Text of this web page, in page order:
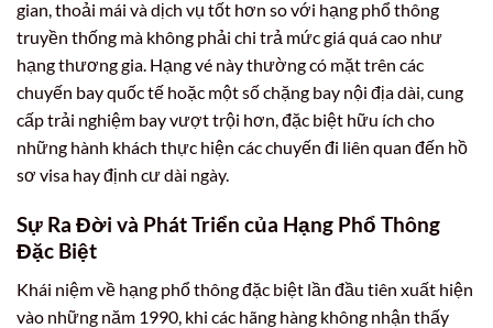
gian, thoải mái và dịch vụ tốt hơn so với hạng phổ thông
truyền thống mà không phải chi trả mức giá quá cao như
hạng thương gia. Hạng vé này thường có mặt trên các
chuyến bay quốc tế hoặc một số chặng bay nội địa dài, cung
cấp trải nghiệm bay vượt trội hơn, đặc biệt hữu ích cho
những hành khách thực hiện các chuyến đi liên quan đến hồ
sơ visa hay định cư dài ngày.
Sự Ra Đời và Phát Triển của Hạng Phổ Thông
Đặc Biệt
Khái niệm về hạng phổ thông đặc biệt lần đầu tiên xuất hiện
vào những năm 1990, khi các hãng hàng không nhận thấy